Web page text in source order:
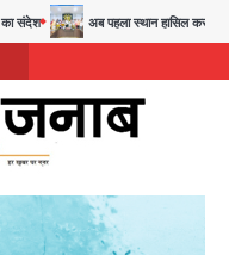
अब पहला स्थान हासिल करना लक्ष्य: